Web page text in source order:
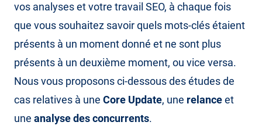
vos analyses et votre travail SEO, à chaque fois
que vous souhaitez savoir quels mots-clés étaient
présents à un moment donné et ne sont plus
présents à un deuxième moment, ou vice versa.
Nous vous proposons ci-dessous des études de
cas relatives à une Core Update, une relanceet
une analyse des concurrents.